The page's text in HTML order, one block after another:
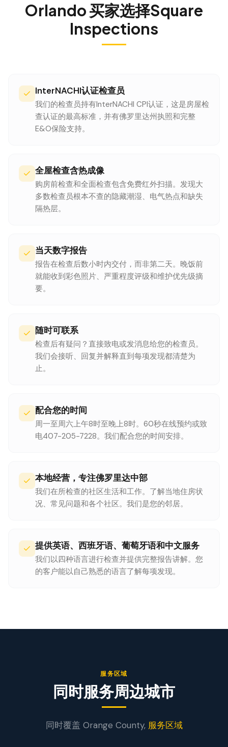
Orlando买家选择Square
Inspections
InterNACHI认证检查员
我们的检查员持有InterNACHI CPI认证，这是房屋检
查认证的最高标准，并有佛罗里达州执照和完整
E&O保险支持。
全屋检查含热成像
购房前检查和全面检查包含免费红外扫描。发现大
多数检查员根本不查的隐藏潮湿、电气热点和缺失
隔热层。
当天数字报告
报告在检查后数小时内交付，而非第二天。晚饭前
就能收到彩色照片、严重程度评级和维护优先级摘
要。
随时可联系
检查后有疑问？直接致电或发消息给您的检查员。
我们会接听、回复并解释直到每项发现都清楚为
止。
配合您的时间
周一至周六上午8时至晚上8时。60秒在线预约或致
电407-205-7228。我们配合您的时间安排。
本地经营，专注佛罗里达中部
我们在所检查的社区生活和工作。了解当地住房状
况、常见问题和各个社区。我们是您的邻居。
提供英语、西班牙语、葡萄牙语和中文服务
我们以四种语言进行检查并提供完整报告讲解。您
的客户能以自己熟悉的语言了解每项发现。
服务区域
同时服务周边城市
同时覆盖 Orange County, 服务区域